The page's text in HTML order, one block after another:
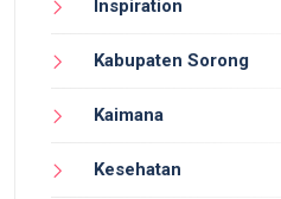
Inspiration
Kabupaten Sorong
Kaimana
Kesehatan